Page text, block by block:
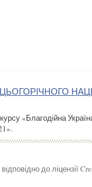
«Благодійна
до ліцензії